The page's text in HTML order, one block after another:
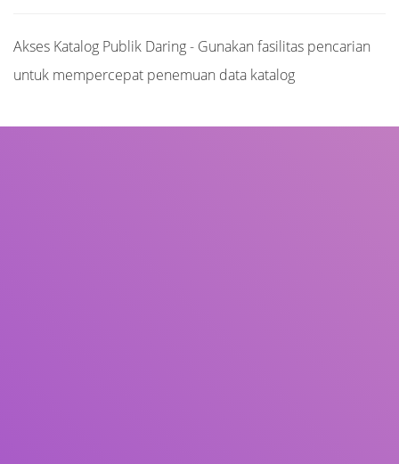
Akses Katalog Publik Daring - Gunakan fasilitas pencarian
untuk mempercepat penemuan data katalog